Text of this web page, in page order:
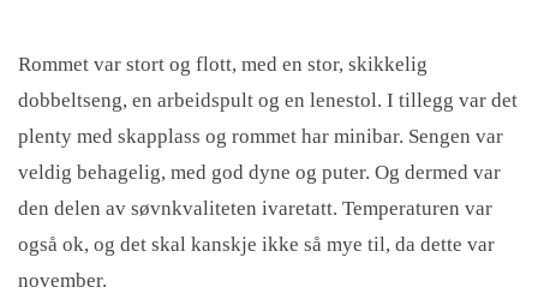
Rommet var stort og flott, med en stor, skikkelig
dobbeltseng, en arbeidspult og en lenestol. I tillegg var det
plenty med skapplass og rommet har minibar. Sengen var
veldig behagelig, med god dyne og puter. Og dermed var
den delen av søvnkvaliteten ivaretatt. Temperaturen var
også ok, og det skal kanskje ikke så mye til, da dette var
november.